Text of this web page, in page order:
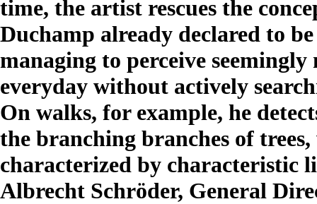
time, the artist rescues the
Duchamp already declared to
managing to perceive
everyday without actively
On walks, for example, he
the branching branches of
characterized by characteristic
Albrecht Schröder, General